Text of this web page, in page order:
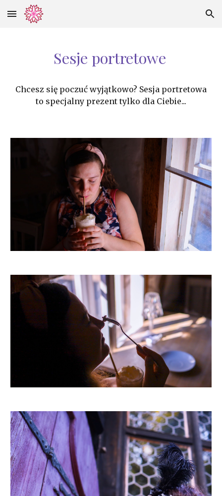
Skip to main content Skip to navigation
Sesje portretowe
Chcesz się poczuć wyjątkowo? Sesja portretowa
to specjalny prezent tylko dla Ciebie...